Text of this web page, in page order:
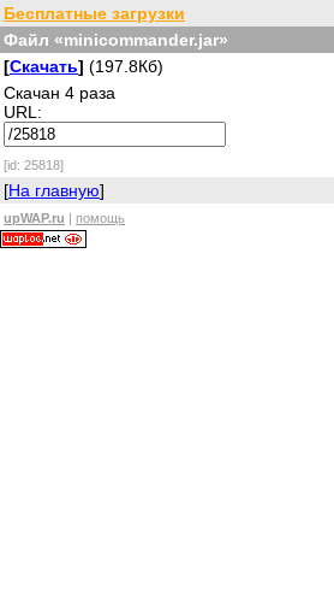
Бесплатные загрузки
Файл «minicommander.jar»
[Скачать] (197.8Кб)
Скачан 4 раза
URL:
[id: 25818]
[На главную]
upWAP.ru | помощь